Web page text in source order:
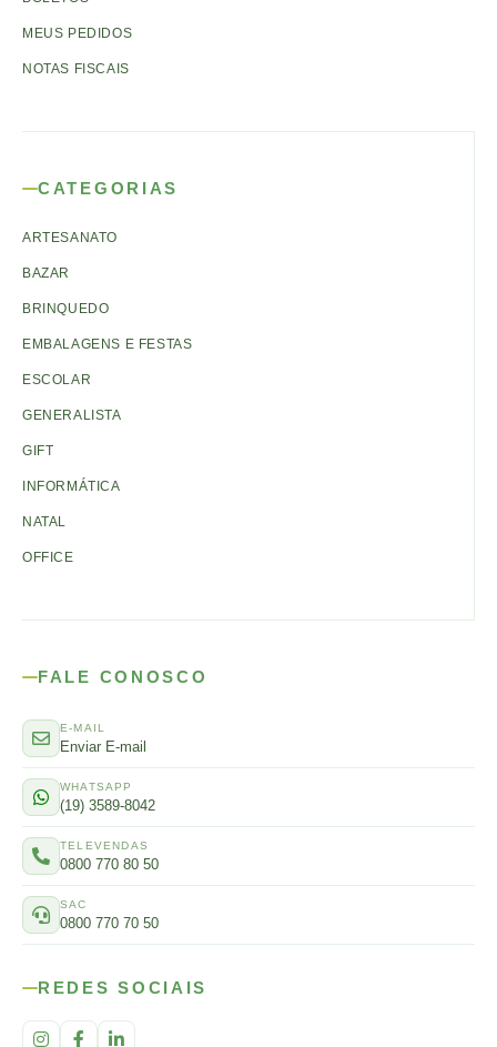
MEUS PEDIDOS
NOTAS FISCAIS
CATEGORIAS
ARTESANATO
BAZAR
BRINQUEDO
EMBALAGENS E FESTAS
ESCOLAR
GENERALISTA
GIFT
INFORMÁTICA
NATAL
OFFICE
FALE CONOSCO
E-MAIL
Enviar E-mail
WHATSAPP
(19) 3589-8042
TELEVENDAS
0800 770 80 50
SAC
0800 770 70 50
REDES SOCIAIS